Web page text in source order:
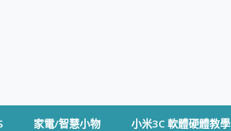
家電/智慧小物 小米3C 軟體硬體教學